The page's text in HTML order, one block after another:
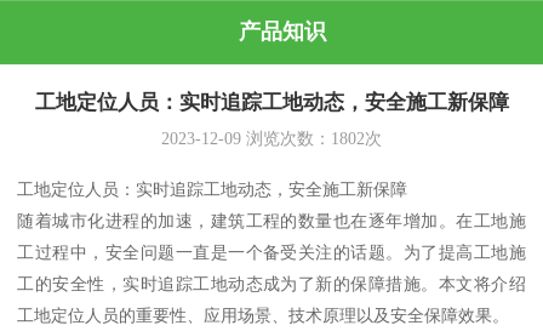
产品知识
工地定位人员：实时追踪工地动态，安全施工新保障
2023-12-09 浏览次数： 1802次
工地定位人员：实时追踪工地动态，安全施工新保障
随着城市化进程的加速，建筑工程的数量也在逐年增加。在工地施
工过程中，安全问题一直是一个备受关注的话题。为了提高工地施
工的安全性，实时追踪工地动态成为了新的保障措施。本文将介绍
工地定位人员的重要性、应用场景、技术原理以及安全保障效果。